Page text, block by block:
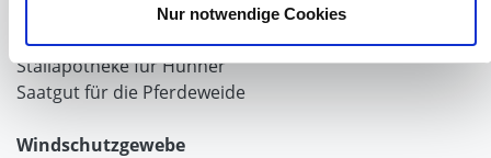
Nur notwendige Cookies
Geflügeltränken Ratgeber
Milchfieberprophylaxe
Stallapotheke für Hühner
Saatgut für die Pferdeweide
Windschutzgewebe